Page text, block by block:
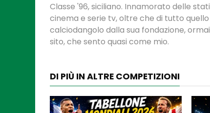
Classe '96, siciliano. Innamorato delle
cinema e serie tv, oltre che di tutto
calciodangolo dalla sua fondazione,
sito, che sento quasi come mio.
DI PIÙ IN ALTRE COMPETIZIONI